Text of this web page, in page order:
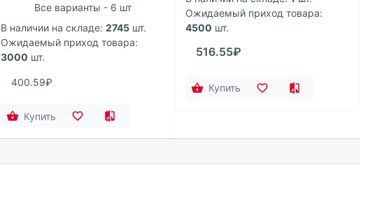
Все варианты - 6 шт
В наличии на складе: 2745 шт.
Ожидаемый приход товара:
3000 шт.
400.59₽
Купить
Ожидаемый приход товара:
4500 шт.
516.55₽
Купить